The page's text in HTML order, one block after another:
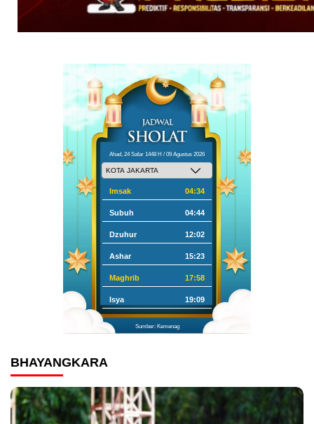
Ahad, 24 Safar 1448 H / 09 Agustus 2026
Imsak 04:34
Subuh 04:44
Dzuhur 12:02
Ashar 15:23
Maghrib 17:58
Isya 19:09
Sumber: Kemenag
BHAYANGKARA